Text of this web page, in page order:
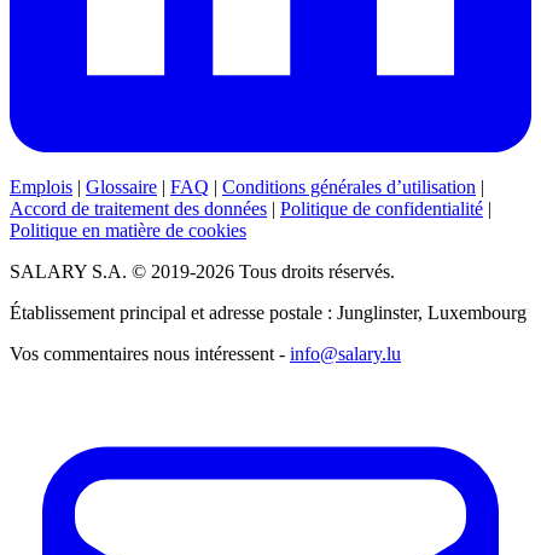
Emplois | Glossaire | FAQ | Conditions générales d’utilisation |
Accord de traitement des données | Politique de confidentialité |
Politique en matière de cookies
SALARY S.A. © 2019-2026 Tous droits réservés.
Établissement principal et adresse postale : Junglinster, Luxembourg
Vos commentaires nous intéressent - info@salary.lu